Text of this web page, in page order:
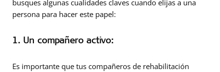
busques algunas cualidades claves cuando elijas a una
persona para hacer este papel:
1. Un compañero activo:
Es importante que tus compañeros de rehabilitación